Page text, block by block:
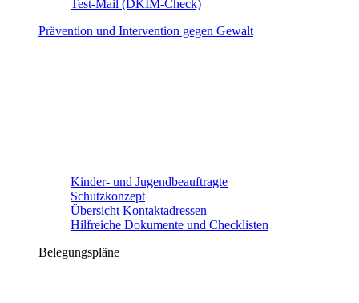
Test-Mail (DKIM-Check)
Prävention und Intervention gegen Gewalt
Kinder- und Jugendbeauftragte
Schutzkonzept
Übersicht Kontaktadressen
Hilfreiche Dokumente und Checklisten
Belegungspläne